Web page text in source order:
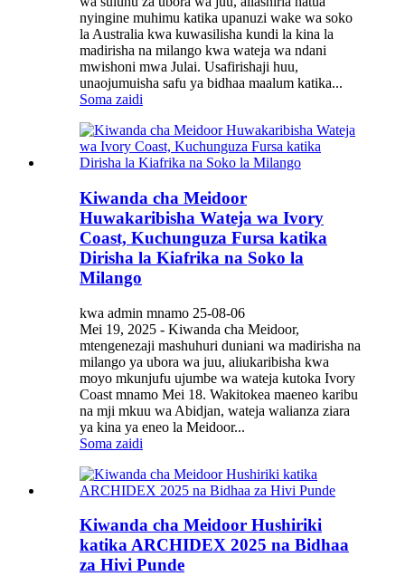
nyingine muhimu katika upanuzi wake wa soko
la Australia kwa kuwasilisha kundi la kina la
madirisha na milango kwa wateja wa ndani
mwishoni mwa Julai. Usafirishaji huu,
unaojumuisha safu ya bidhaa maalum katika...
Soma zaidi
Kiwanda cha Meidoor
Huwakaribisha Wateja wa Ivory
Coast, Kuchunguza Fursa katika
Dirisha la Kiafrika na Soko la
Milango
kwa admin mnamo 25-08-06
Mei 19, 2025 - Kiwanda cha Meidoor,
mtengenezaji mashuhuri duniani wa madirisha na
milango ya ubora wa juu, aliukaribisha kwa
moyo mkunjufu ujumbe wa wateja kutoka Ivory
Coast mnamo Mei 18. Wakitokea maeneo karibu
na mji mkuu wa Abidjan, wateja walianza ziara
ya kina ya eneo la Meidoor...
Soma zaidi
Kiwanda cha Meidoor Hushiriki
katika ARCHIDEX 2025 na Bidhaa
za Hivi Punde